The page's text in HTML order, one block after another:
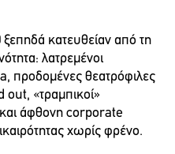
κατευθείαν από τη
λατρεμένοι
προδομένες θεατρόφιλες
out, «τραμπικοί»
άφθονη corporate
χωρίς φρένο.